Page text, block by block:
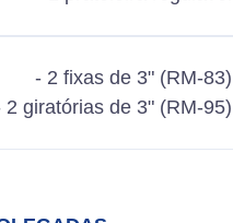
- 2 fixas de 3" (RM-83)
2 giratórias de 3" (RM-95)